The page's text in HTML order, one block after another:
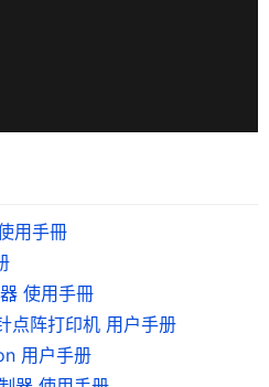
用手冊
使用手冊
阵打印机 用户手册
用户手册